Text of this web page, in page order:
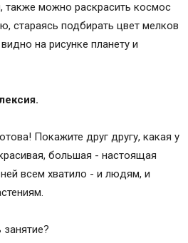
также можно раскрасить космос
стараясь подбирать цвет мелков
на рисунке планету и
Покажите друг другу, какая у
большая - настоящая
всем хватило - и людям, и